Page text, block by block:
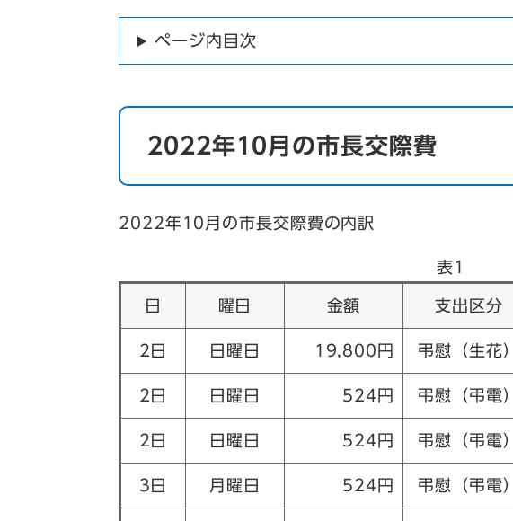
ページ内目次
2022年10月の市長交際費
2022年10月の市長交際費の内訳
表1
日 曜日 金額 支出区分
2日 日曜日 19,800円 弔慰（生花）
2日 日曜日 524円 弔慰（弔電）
2日 日曜日 524円 弔慰（弔電）
3日 月曜日 524円 弔慰（弔電）